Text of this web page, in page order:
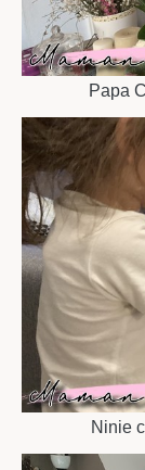
Papa
Ninie